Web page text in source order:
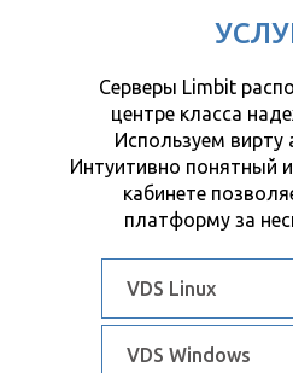
Серверы Limbit
центре класса
Используем вирту
Интуитивно понятный
кабинете
платформу за
VDS Linux
VDS Windows